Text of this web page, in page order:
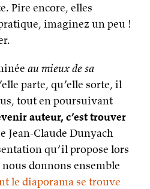
Pire encore, elles
imaginez un peu !
au mieux de sa
parte, qu’elle sorte, il
tout en poursuivant
auteur, c’est trouver
Jean-Claude Dunyach
qu’il propose lors
donnons ensemble
le diaporama se trouve